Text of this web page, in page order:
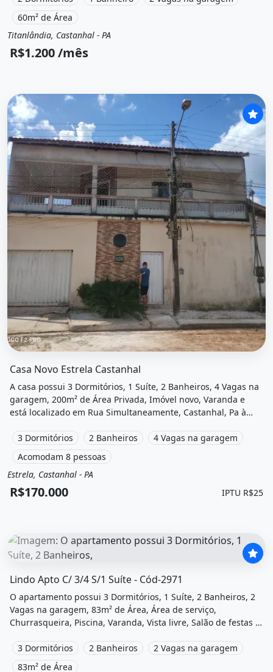
60m² de Área
Aluguel
Apartamento
Titanlândia, Castanhal - PA
R$1.200 /mês
Casa Novo Estrela Castanhal
A casa possui 3 Dormitórios, 1 Suíte, 2 Banheiros, 4 Vagas na
garagem, 200m² de Área Privada, Imóvel novo, Varanda e
está localizado em Rua Simultaneamente, Castanhal, Pa à
3 Dormitórios
2 Banheiros
4 Vagas na garagem
Acomodam 8 pessoas
Venda
Casa
Estrela, Castanhal - PA
R$170.000 IPTU R$25
Lindo Apto C/ 3/4 S/1 Suíte - Cód-2971
O apartamento possui 3 Dormitórios, 1 Suíte, 2 Banheiros, 2
Vagas na garagem, 83m² de Área, Área de serviço,
Churrasqueira, Piscina, Varanda, Vista livre, Salão de festas e
à venda por R$390.000 e Condomínio por R$500 /Mês.
3 Dormitórios 2 Banheiros
2 Vagas na garagem
83m² de Área